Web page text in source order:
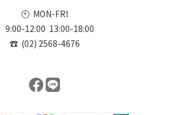
🕙 MON-FRI
9:00-12:00 13:00-18:00
☎ (02) 2568-4676